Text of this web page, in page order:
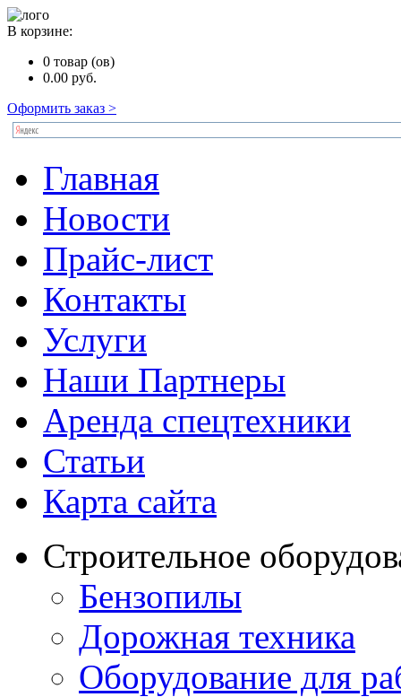
В корзине:
0 товар (ов)
0.00 руб.
Оформить заказ >
Главная
Новости
Прайс-лист
Контакты
Услуги
Наши Партнеры
Аренда спецтехники
Статьи
Карта сайта
Строительное
Бензопилы
Дорожная техника
Оборудование для